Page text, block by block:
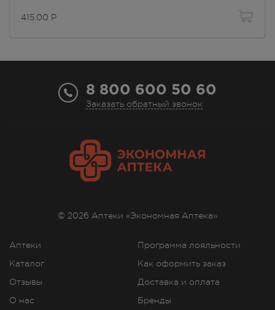
415.00 Р
8 800 600 50 60
Заказать обратный звонок
Аптеки
Каталог
Отзывы
О нас
Программа лояльности
Как оформить заказ
Доставка и оплата
Бренды
© 2026 Аптеки «Экономная Аптека»